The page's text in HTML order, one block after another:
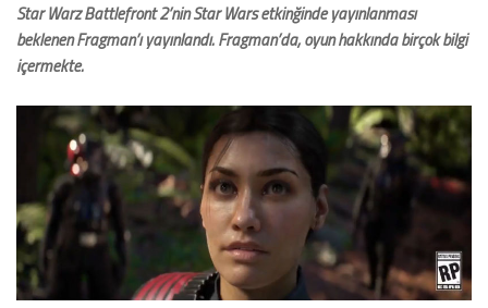
Star Warz Battlefront 2’nin Star Wars etkinğinde yayınlanması
beklenen Fragman’ı yayınlandı. Fragman’da, oyun hakkında birçok bilgi
içermekte.